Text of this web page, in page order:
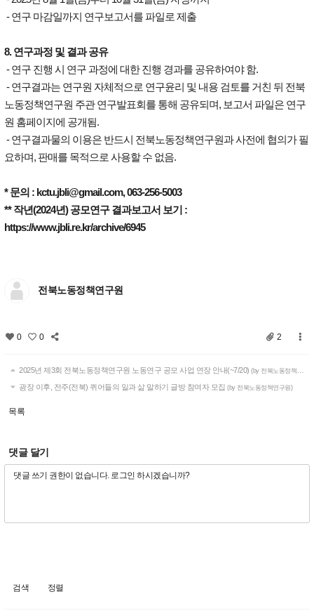
- 연구 마감일까지 연구보고서를 파일로 제출
8. 연구과정 및 결과 공유
- 연구 진행 시 연구 과정에 대한 진행 경과를 공유하여야 함.
- 연구결과는 연구원 자체적으로 연구윤리 및 내용 검토를 거친 뒤 전북
노동정책연구원 주관 연구발표회를 통해 공유되며, 보고서 파일은 연구
원 홈페이지에 공개됨.
- 연구결과물의 이용은 반드시 전북노동정책연구원과 사전에 협의가 필
요하며, 판매를 목적으로 사용할 수 없음.
* 문의 : kctu.jbli@gmail.com, 063-256-5003
** 작년(2024년) 공모연구 결과보고서 보기 :
https://www.jbli.re.kr/archive/6945
전북노동정책연구원
0 0 2
2025년 제3회 전북노동정책연구원 노동연구 공모 사업 연장 안내(~7/20) (by 전북노동정책연구원)
광장 이후, 전주(전북) 퀴어들의 일과 삶 말하기 글방 참여자 모집 (by 전북노동정책연구원)
목록
댓글 달기
검색 정렬